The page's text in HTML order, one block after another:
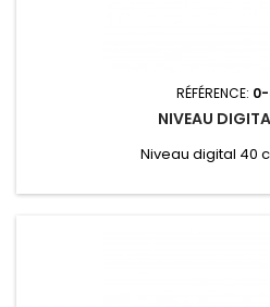
RÉFÉRENCE:
NIVEAU
Niveau digital 40